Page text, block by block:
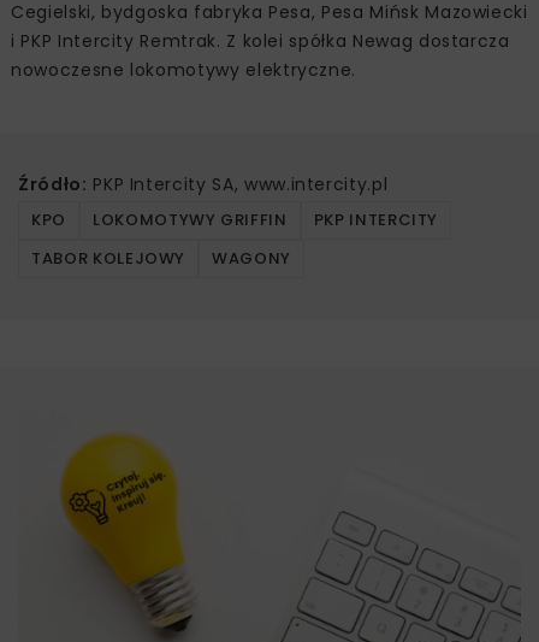
Cegielski, bydgoska fabryka Pesa, Pesa Mińsk Mazowiecki
i PKP Intercity Remtrak. Z kolei spółka Newag dostarcza
nowoczesne lokomotywy elektryczne.
Źródło: PKP Intercity SA, www.intercity.pl
KPO LOKOMOTYWY GRIFFIN
PKP INTERCITY
TABOR KOLEJOWY
WAGONY